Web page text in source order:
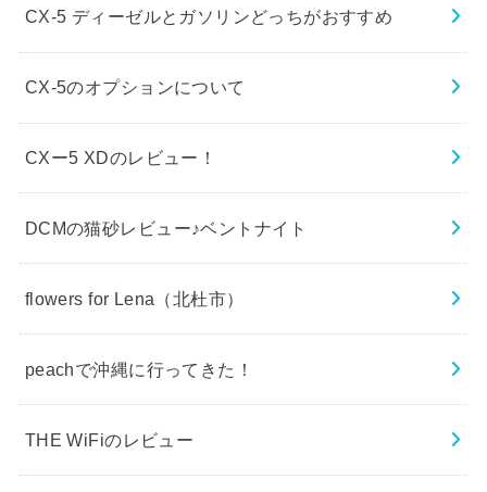
CX-5 ディーゼルとガソリンどっちがおすすめ
CX-5のオプションについて
CXー5 XDのレビュー！
DCMの猫砂レビュー♪ベントナイト
flowers for Lena（北杜市）
peachで沖縄に行ってきた！
THE WiFiのレビュー